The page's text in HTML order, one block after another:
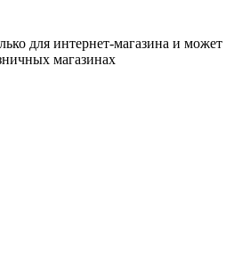
для интернет-магазина и может
магазинах